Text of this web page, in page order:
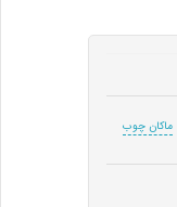
ماکان چوب